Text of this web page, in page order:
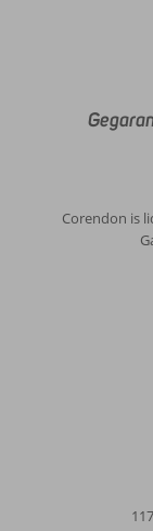
Corendon is